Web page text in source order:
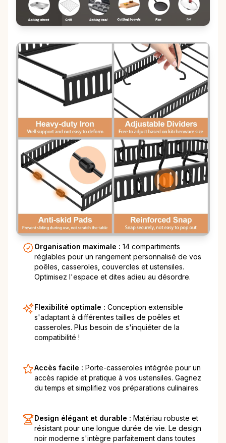
Organisation maximale : 14 compartiments
réglables pour un rangement personnalisé de vos
poêles, casseroles, couvercles et ustensiles.
Optimisez l'espace et dites adieu au désordre.
Flexibilité optimale : Conception extensible
s'adaptant à différentes tailles de poêles et
casseroles. Plus besoin de s'inquiéter de la
compatibilité !
Accès facile : Porte-casseroles intégrée pour un
accès rapide et pratique à vos ustensiles. Gagnez
du temps et simplifiez vos préparations culinaires.
Design élégant et durable : Matériau robuste et
résistant pour une longue durée de vie. Le design
noir moderne s'intègre parfaitement dans toutes